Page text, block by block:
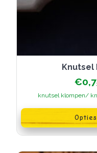
€
knutsel klompen/
product
heeft
meerdere
variaties.